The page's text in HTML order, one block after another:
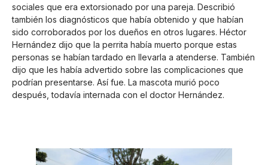
sociales que era extorsionado por una pareja. Describió
también los diagnósticos que había obtenido y que habían
sido corroborados por los dueños en otros lugares. Héctor
Hernández dijo que la perrita había muerto porque estas
personas se habían tardado en llevarla a atenderse. También
dijo que les había advertido sobre las complicaciones que
podrían presentarse. Así fue. La mascota murió poco
después, todavía internada con el doctor Hernández.